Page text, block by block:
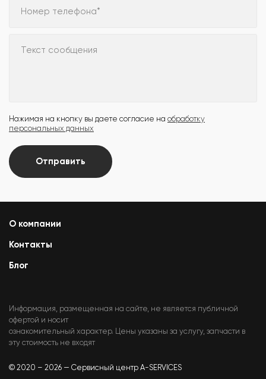
Номер телефона*
Текст сообщения
Нажимая на кнопку вы даете согласие на обработку
персональных данных
Отправить
О компании
Контакты
Блог
Информация, размещенная на сайте, не является публичной
офертой и носит
ознакомительный характер. Цены указаны за услугу, запчасти в
эту стоимость не входят
© 2020 – 2026 — Сервисный центр A-SERVICES